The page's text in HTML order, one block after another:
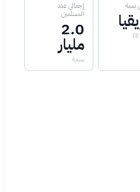
نسبة
إجمالي عدد
المسلمين
2.0
مليار
نسمة